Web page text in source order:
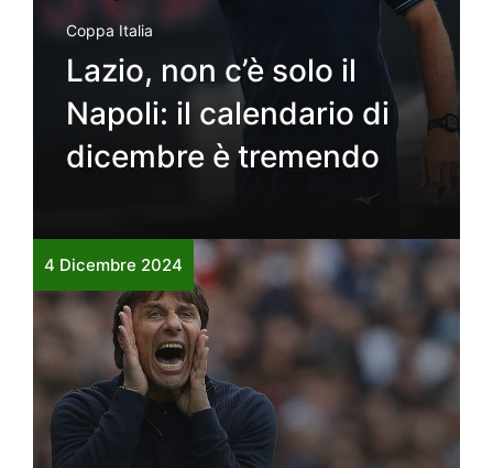
Coppa Italia
Lazio, non c’è solo il
Napoli: il calendario di
dicembre è tremendo
4 Dicembre 2024